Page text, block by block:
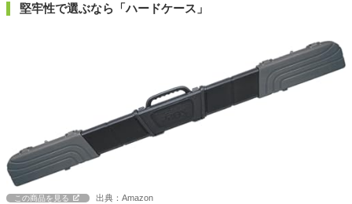
堅牢性で選ぶなら「ハードケース」
この商品を見る 出典：Amazon